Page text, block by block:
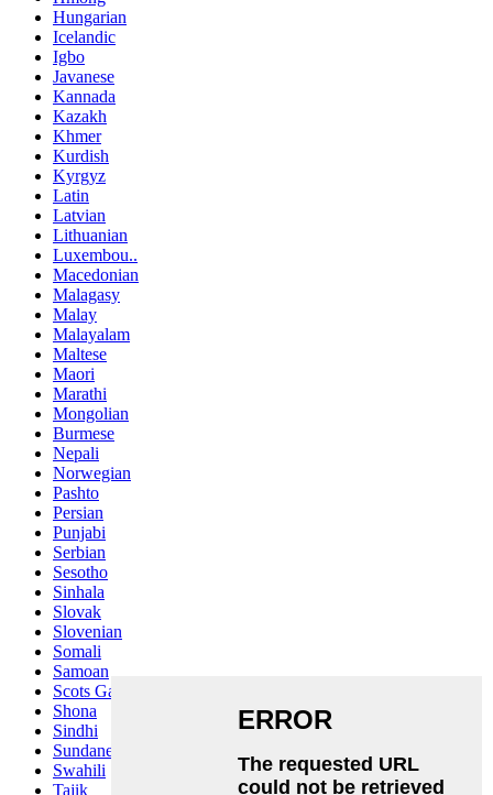
Hungarian
Icelandic
Igbo
Javanese
Kannada
Kazakh
Khmer
Kurdish
Kyrgyz
Latin
Latvian
Lithuanian
Luxembou..
Macedonian
Malagasy
Malay
Malayalam
Maltese
Maori
Marathi
Mongolian
Burmese
Nepali
Norwegian
Pashto
Persian
Punjabi
Serbian
Sesotho
Sinhala
Slovak
Slovenian
Somali
Samoan
Scots Gaelic
Shona
Sindhi
Sundanese
Swahili
Tajik